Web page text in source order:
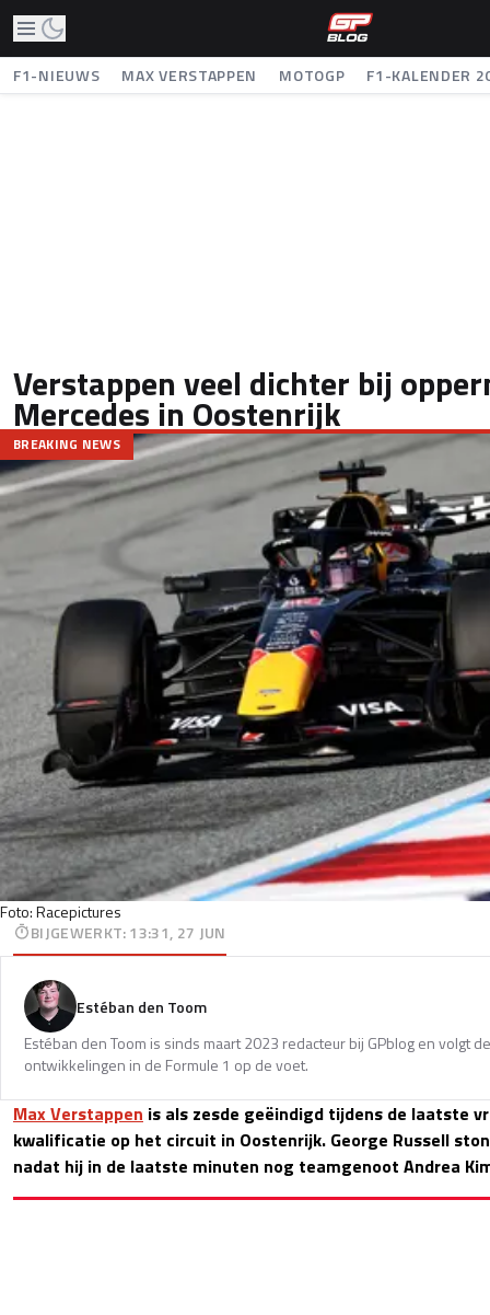
F1-NIEUWS MAX VERSTAPPEN MOTOGP F1-KALENDER
Verstappen veel dichter bij
Mercedes in Oostenrijk
Foto: Racepictures
BREAKING NEWS
BIJGEWERKT:13:31, 27 JUN
Estéban den Toom
Estéban den Toom is sinds maart 2023 redacteur bij GPblog en volgt
ontwikkelingen in de Formule 1 op de voet.
Max Verstappen is als zesde geëindigd tijdens de laatste
kwalificatie op het circuit in Oostenrijk. George Russell
nadat hij in de laatste minuten nog teamgenoot Andrea